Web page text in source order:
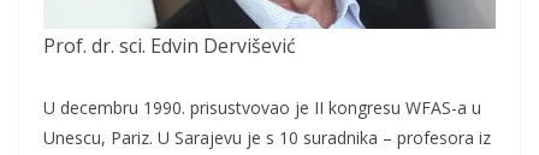
Prof. dr. sci. Edvin Dervišević
U decembru 1990. prisustvovao je II kongresu WFAS-a u
Unescu, Pariz. U Sarajevu je s 10 suradnika – profesora iz